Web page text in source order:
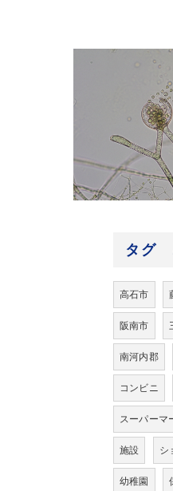
タグ
高石市
阪南市
南河内郡
コンビニ
スーパーマ
施設 シ
幼稚園